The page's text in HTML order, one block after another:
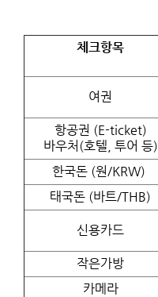
체크항목
여권
항공권 (E-ticket)
바우처(호텔, 투어 등)
한국돈 (원/KRW)
태국돈 (바트/THB)
신용카드
작은가방
카메라